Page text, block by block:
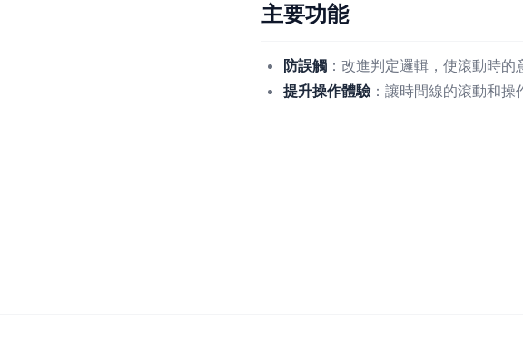
主要功能
防誤觸 ：改進判定邏輯，使滾動時
提升操作體驗：讓時間線的滾動和操